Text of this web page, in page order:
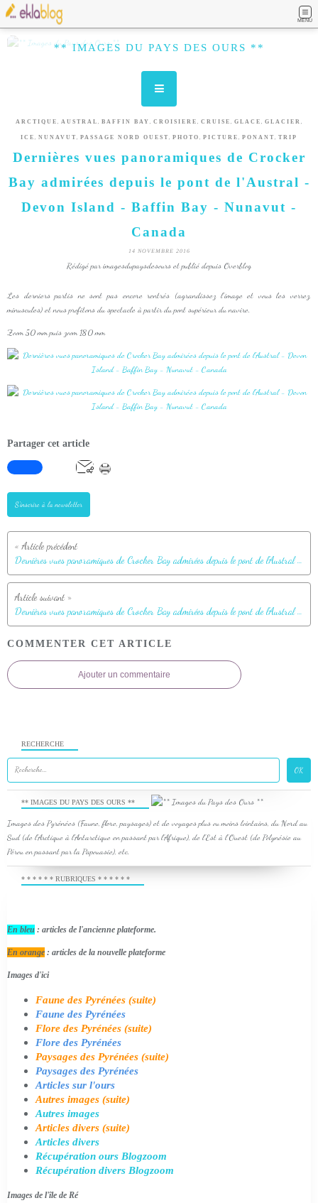
MENU
** IMAGES DU PAYS DES OURS **
ARCTIQUE , AUSTRAL , BAFFIN BAY , CROISIERE , CRUISE , GLACE , GLACIER ,
ICE , NUNAVUT, PASSAGE NORD OUEST, PHOTO , PICTURE , PONANT, TRIP
Dernières vues panoramiques de Crocker
Bay admirées depuis le pont de l'Austral -
Devon Island - Baffin Bay - Nunavut -
Canada
14 NOVEMBRE 2016
Rédigé par imagesdupaysdesours et publié depuis Overblog
Les derniers partis ne sont pas encore rentrés (agrandissez l'image et vous les verrez,
minuscules) et nous profitons du spectacle à partir du pont supérieur du navire.
Zoom 50 mm puis zoom 180 mm
Partager cet article
S'inscrire à la newsletter
Dernières vues panoramiques de Crocker Bay admirées depuis le pont de l'Austral - Devon Island - Baffin Bay - Nunavut - Canada
Dernières vues panoramiques de Crocker Bay admirées depuis le pont de l'Austral - Devon Island - Baffin Bay - Nunavut - Canada
COMMENTER CET ARTICLE
Ajouter un commentaire
RECHERCHE
** IMAGES DU PAYS DES OURS **
Images des Pyrénées (Faune, flore, paysages) et de voyages plus ou moins lointains, du Nord au
Sud (de l'Arctique à l'Antarctique en passant par l'Afrique), de l'Est à l'Ouest (de Polynésie au
Pérou en passant par la Papouasie), etc.
* * * * * * RUBRIQUES * * * * * *
En bleu : articles de l'ancienne plateforme.
En orange : articles de la nouvelle plateforme
Images d'ici
Faune des Pyrénées (suite)
Faune des Pyrénées
Flore des Pyrénées (suite)
Flore des Pyrénées
Paysages des Pyrénées (suite)
Paysages des Pyrénées
Articles sur l'ours
Autres images (suite)
Autres images
Articles divers (suite)
Articles divers
Récupération ours Blogzoom
Récupération divers Blogzoom
Images de l'île de Ré